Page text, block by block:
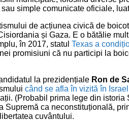
simple comunicate oficiale,
de acțiunea civică de
și Gaza. E o bătălie
în 2017, statul Texas a
promisiuni că nu participi la
la prezidențiale Ron de
când se afla în vizită în Israel
(Probabil prima lege din istoria
Supremă ca neconstituțională,
cuvântului.